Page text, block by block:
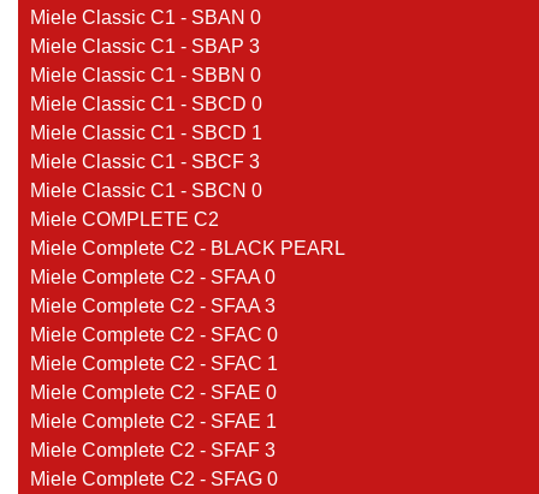
Miele Classic C1 - SBAN 0
Miele Classic C1 - SBAP 3
Miele Classic C1 - SBBN 0
Miele Classic C1 - SBCD 0
Miele Classic C1 - SBCD 1
Miele Classic C1 - SBCF 3
Miele Classic C1 - SBCN 0
Miele COMPLETE C2
Miele Complete C2 - BLACK PEARL
Miele Complete C2 - SFAA 0
Miele Complete C2 - SFAA 3
Miele Complete C2 - SFAC 0
Miele Complete C2 - SFAC 1
Miele Complete C2 - SFAE 0
Miele Complete C2 - SFAE 1
Miele Complete C2 - SFAF 3
Miele Complete C2 - SFAG 0